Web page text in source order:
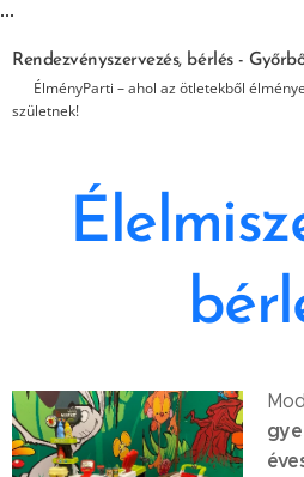
...
Rendezvényszervezés, bérlés -
🎉 ÉlményParti – ahol az ötletekből
születnek!